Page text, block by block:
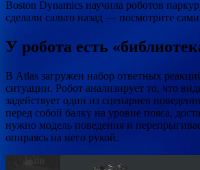
Boston Dynamics научила роботов
сделали сальто назад — посмотрите
У робота есть
В Atlas загружен набор ответных
ситуации. Робот анализирует то, что
задействует один из сценариев
перед собой балку на уровне пояса,
нужно модель поведения и
опираясь на него рукой.